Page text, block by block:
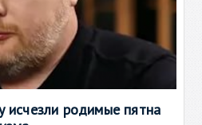
исчезли родимые пятна